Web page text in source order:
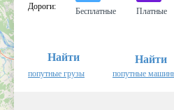
Дороги:
Бесплатные Платные
Найти
попутные грузы
Найти
попутные